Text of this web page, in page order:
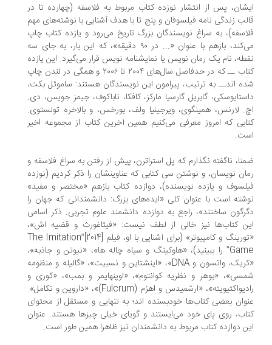
پس از انتشار نوزده کتاب مربوط به فلاسفه (چهارده تا در
زندگی نامه فیلسوفان و پنج تا با هدف آشنایی با نوشته‌های مهم
به سراغ نویسندگان بزرگ تاریخ می‌رود و یازده کتاب چاپ
می‌کند، بازهم با عنوان «... در ۹۰ دقیقه»، که این بار، به جای سه
نام یک رمان نویس یا نمایشنامه نویس قرار می‌گیرد. این یازده
کتاب ــ که در حدفاصل سال‌های ۲۰۰۴ تا ۲۰۰۶ و همگی در لندن چاپ
اندــ به ترتیب، پیرامون این نویسندگان هستند: ساموئل بکت،
گابریل گارسیا مارکز، کافکا، ناباکوف، جیمز جویس، دی.
لارنس، همینگوی، ویرجینیا ولف، بورخس، و بالاخره تولستوی.
که امروز معرفی می‌کنیم همین آخرین کتاب از مجموعه اخیر
ناگفته نگذارم که پل استراترن، پیش از رفتن به سراغ فلاسفه و
نویسان، و نوشتن سی کتابی که عناوینشان را ذکر کردیم (نوزده
و یازده نویسنده)، دوازده کتاب بازهم «مختصر و مفید»
است با عنوان کلی «ایده‌های بزرگ: دانشمندانی که جهان را
ساختند»، راجع به دوازده دانشمند علوم تجربی. ذکر اسامی
کتاب‌ها نیز خالی از لطف نیست: «فیثاغورث و قضیه اش»،
«تورینگ و کامپیوتر» (برای آشنایی با او، فیلم [2014]“The Imitation
Game” را ببینید)، «هاوکینگ و سیاه چاله ها»، «نیوتن و جاذبه»،
«کریک، واتسون و DNA»، «اینشتاین و نسبیت»، «گالیله و منظومه
«بوهر و نظریه کوانتوم»، «اوپنهایمر و بمب»، «کوری و
رادیواکتیویته»، «ارشمیدس و اهرُم (Fulcrum)»، «داروین و تکامل».
بعضی کتاب‌ها خودبسنده اند؛ به تنهایی و مستقل از محتوای
روی پای خود می‌ایستند و گویای خیلی چیزها هستند. عنوان
دوازده کتاب مربوط به دانشمندان نیز ظاهرا همین طور است.